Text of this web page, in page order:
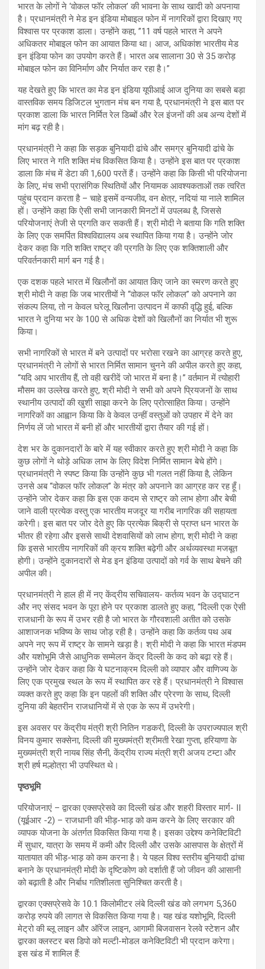
भारत के लोगों ने ‘वोकल फॉर लोकल’ की भावना के साथ खादी को अपनाया
है। प्रधानमंत्री ने मेड इन इंडिया मोबाइल फोन में नागरिकों द्वारा दिखाए गए
विश्वास पर प्रकाश डाला। उन्होंने कहा, ”11 वर्ष पहले भारत ने अपने
अधिकतर मोबाइल फोन का आयात किया था। आज, अधिकांश भारतीय मेड
इन इंडिया फोन का उपयोग करते हैं। भारत अब सालाना 30 से 35 करोड़
मोबाइल फोन का विनिर्माण और निर्यात कर रहा है।”
यह देखते हुए कि भारत का मेड इन इंडिया यूपीआई आज दुनिया का सबसे बड़ा
वास्तविक समय डिजिटल भुगतान मंच बन गया है, प्रधानमंत्री ने इस बात पर
प्रकाश डाला कि भारत निर्मित रेल डिब्बों और रेल इंजनों की अब अन्य देशों में
मांग बढ़ रही है।
प्रधानमंत्री ने कहा कि सड़क बुनियादी ढांचे और समग्र बुनियादी ढांचे के
लिए भारत ने गति शक्ति मंच विकसित किया है। उन्होंने इस बात पर प्रकाश
डाला कि मंच में डेटा की 1,600 परतें हैं। उन्होंने कहा कि किसी भी परियोजना
के लिए, मंच सभी प्रासंगिक स्थितियों और नियामक आवश्यकताओं तक त्वरित
पहुंच प्रदान करता है – चाहे इसमें वन्यजीव, वन क्षेत्र, नदियां या नाले शामिल
हों। उन्होंने कहा कि ऐसी सभी जानकारी मिनटों में उपलब्ध है, जिससे
परियोजनाएं तेजी से प्रगति कर सकती हैं। श्री मोदी ने बताया कि गति शक्ति
के लिए एक समर्पित विश्वविद्यालय अब स्थापित किया गया है। उन्होंने जोर
देकर कहा कि गति शक्ति राष्ट्र की प्रगति के लिए एक शक्तिशाली और
परिवर्तनकारी मार्ग बन गई है।
एक दशक पहले भारत में खिलौनों का आयात किए जाने का स्मरण करते हुए
श्री मोदी ने कहा कि जब भारतीयों ने “वोकल फॉर लोकल” को अपनाने का
संकल्प लिया, तो न केवल घरेलू खिलौना उत्पादन में काफी वृद्धि हुई, बल्कि
भारत ने दुनिया भर के 100 से अधिक देशों को खिलौनों का निर्यात भी शुरू
किया।
सभी नागरिकों से भारत में बने उत्पादों पर भरोसा रखने का आग्रह करते हुए,
प्रधानमंत्री ने लोगों से भारत निर्मित सामान चुनने की अपील करते हुए कहा,
“यदि आप भारतीय हैं, तो वही खरीदें जो भारत में बना है।” वर्तमान में त्योहारी
मौसम का उल्लेख करते हुए, श्री मोदी ने सभी को अपने प्रियजनों के साथ
स्थानीय उत्पादों की खुशी साझा करने के लिए प्रोत्साहित किया। उन्होंने
नागरिकों का आह्वान किया कि वे केवल उन्हीं वस्तुओं को उपहार में देने का
निर्णय लें जो भारत में बनी हों और भारतीयों द्वारा तैयार की गई हों।
देश भर के दुकानदारों के बारे में यह स्वीकार करते हुए श्री मोदी ने कहा कि
कुछ लोगों ने थोड़े अधिक लाभ के लिए विदेश निर्मित सामान बेचे होंगे।
प्रधानमंत्री ने स्पष्ट किया कि उन्होंने कुछ भी गलत नहीं किया है, लेकिन
उनसे अब “वोकल फॉर लोकल” के मंत्र को अपनाने का आग्रह कर रह हूँ।
उन्होंने जोर देकर कहा कि इस एक कदम से राष्ट्र को लाभ होगा और बेची
जाने वाली प्रत्येक वस्तु एक भारतीय मजदूर या गरीब नागरिक की सहायता
करेगी। इस बात पर जोर देते हुए कि प्रत्येक बिक्री से प्राप्त धन भारत के
भीतर ही रहेगा और इससे साथी देशवासियों को लाभ होगा, श्री मोदी ने कहा
कि इससे भारतीय नागरिकों की क्रय शक्ति बढ़ेगी और अर्थव्यवस्था मजबूत
होगी। उन्होंने दुकानदारों से मेड इन इंडिया उत्पादों को गर्व के साथ बेचने की
अपील की।
प्रधानमंत्री ने हाल ही में नए केंद्रीय सचिवालय- कर्तव्य भवन के उद्घाटन
और नए संसद भवन के पूरा होने पर प्रकाश डालते हुए कहा, “दिल्ली एक ऐसी
राजधानी के रूप में उभर रही है जो भारत के गौरवशाली अतीत को उसके
आशाजनक भविष्य के साथ जोड़ रही है। उन्होंने कहा कि कर्तव्य पथ अब
अपने नए रूप में राष्ट्र के सामने खड़ा है। श्री मोदी ने कहा कि भारत मंडपम
और यशोभूमि जैसे आधुनिक सम्मेलन केंद्र दिल्ली के कद को बढ़ा रहे हैं।
उन्होंने जोर देकर कहा कि ये घटनाक्रम दिल्ली को व्यापार और वाणिज्य के
लिए एक प्रमुख स्थल के रूप में स्थापित कर रहे हैं। प्रधानमंत्री ने विश्वास
व्यक्त करते हुए कहा कि इन पहलों की शक्ति और प्रेरणा के साथ, दिल्ली
दुनिया की बेहतरीन राजधानियों में से एक के रूप में उभरेगी।
इस अवसर पर केंद्रीय मंत्री श्री नितिन गडकरी, दिल्ली के उपराज्यपाल श्री
विनय कुमार सक्सेना, दिल्ली की मुख्यमंत्री श्रीमती रेखा गुप्ता, हरियाणा के
मुख्यमंत्री श्री नायब सिंह सैनी, केंद्रीय राज्य मंत्री श्री अजय टम्टा और
श्री हर्ष मल्होत्रा भी उपस्थित थे।
पृष्ठभूमि
परियोजनाएं – द्वारका एक्सप्रेसवे का दिल्ली खंड और शहरी विस्तार मार्ग- II
(यूईआर -2) – राजधानी की भीड़-भाड़ को कम करने के लिए सरकार की
व्यापक योजना के अंतर्गत विकसित किया गया है। इसका उद्देश्य कनेक्टिविटी
में सुधार, यात्रा के समय में कमी और दिल्ली और उसके आसपास के क्षेत्रों में
यातायात की भीड़-भाड़ को कम करना है। ये पहल विश्व स्तरीय बुनियादी ढांचा
बनाने के प्रधानमंत्री मोदी के दृष्टिकोण को दर्शाती हैं जो जीवन की आसानी
को बढ़ाती है और निर्बाध गतिशीलता सुनिश्चित करती है।
द्वारका एक्सप्रेसवे के 10.1 किलोमीटर लंबे दिल्ली खंड को लगभग 5,360
करोड़ रुपये की लागत से विकसित किया गया है। यह खंड यशोभूमि, दिल्ली
मेट्रो की ब्लू लाइन और ऑरेंज लाइन, आगामी बिजवासन रेलवे स्टेशन और
द्वारका क्लस्टर बस डिपो को मल्टी-मोडल कनेक्टिविटी भी प्रदान करेगा।
इस खंड में शामिल हैं: